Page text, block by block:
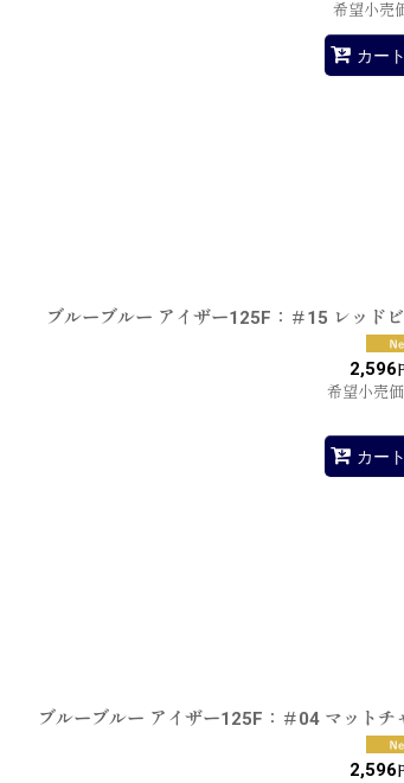
希望小売
カー
ブルーブルー アイザー125F：＃15 レッド
2,596
希望小売
カー
ブルーブルー アイザー125F：＃04 マットチ
2,596